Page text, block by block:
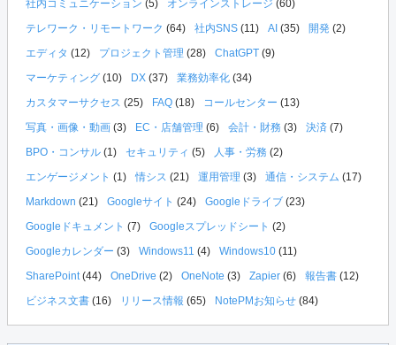
社内コミュニケーション (5) オンラインストレージ (60)
テレワーク・リモートワーク (64) 社内SNS (11) AI (35) 開発 (2)
エディタ (12) プロジェクト管理 (28) ChatGPT (9)
マーケティング (10) DX (37) 業務効率化 (34)
カスタマーサクセス (25) FAQ (18) コールセンター (13)
写真・画像・動画 (3) EC・店舗管理 (6) 会計・財務 (3) 決済 (7)
BPO・コンサル (1) セキュリティ (5) 人事・労務 (2)
エンゲージメント (1) 情シス (21) 運用管理 (3) 通信・システム (17)
Markdown (21) Googleサイト (24) Googleドライブ (23)
Googleドキュメント (7) Googleスプレッドシート (2)
Googleカレンダー (3) Windows11 (4) Windows10 (11)
SharePoint(44) OneDrive (2) OneNote (3) Zapier (6) 報告書 (12)
ビジネス文書 (16) リリース情報 (65) NotePMお知らせ (84)